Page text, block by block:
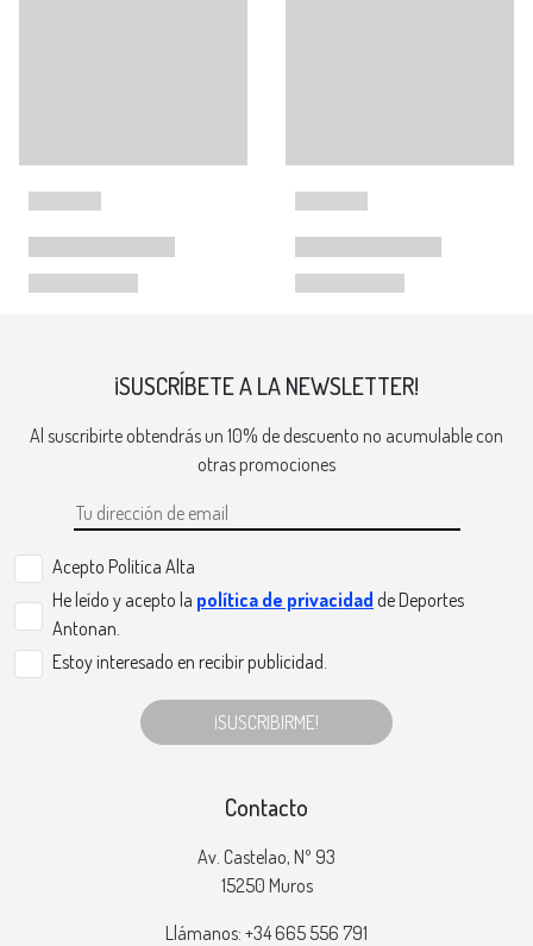
¡SUSCRÍBETE A LA NEWSLETTER!
Al suscribirte obtendrás un 10% de descuento no acumulable con
otras promociones
Acepto Politica Alta
He leído y acepto la política de privacidad de Deportes
Antonan.
Estoy interesado en recibir publicidad.
¡SUSCRIBIRME!
Contacto
Av. Castelao, Nº 93
15250 Muros
Llámanos: +34 665 556 791